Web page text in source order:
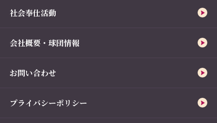
社会奉仕活動
会社概要・球団情報
お問い合わせ
プライバシーポリシー